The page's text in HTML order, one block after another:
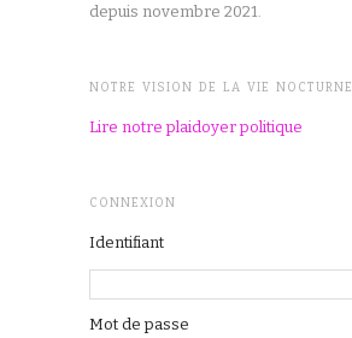
depuis novembre 2021.
NOTRE VISION DE LA VIE NOCTURNE
Lire notre plaidoyer politique
CONNEXION
Identifiant
Mot de passe